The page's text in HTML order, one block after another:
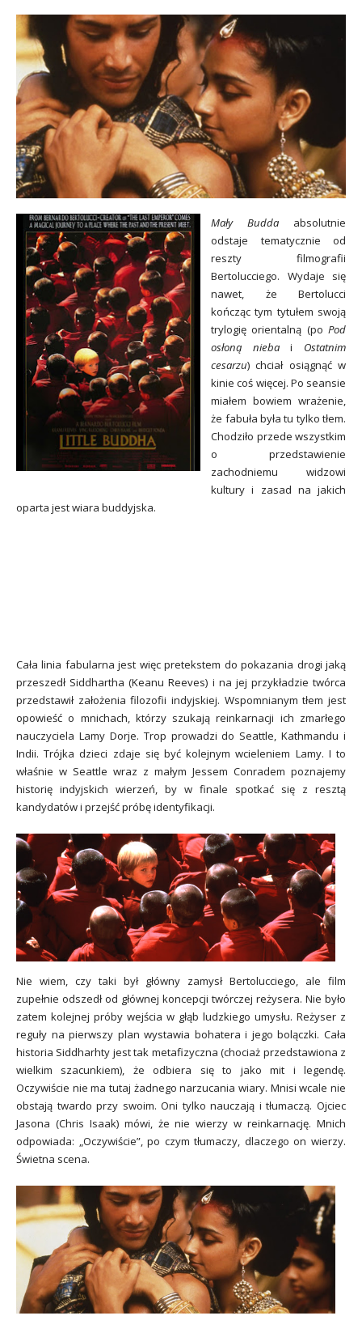
Mały Budda absolutnie
odstaje tematycznie od
reszty filmografii
Bertolucciego. Wydaje się
nawet, że Bertolucci
kończąc tym tytułem swoją
trylogię orientalną (po Pod
osłoną niebai Ostatnim
cesarzu) chciał osiągnąć w
kinie coś więcej. Po seansie
miałem bowiem wrażenie,
że fabuła była tu tylko tłem.
Chodziło przede wszystkim
o przedstawienie
zachodniemu widzowi
kultury i zasad na jakich
oparta jest wiara buddyjska.
Cała linia fabularna jest więc pretekstem do pokazania drogi jaką
przeszedł Siddhartha (Keanu Reeves) i na jej przykładzie twórca
przedstawił założenia filozofii indyjskiej. Wspomnianym tłem jest
opowieść o mnichach, którzy szukają reinkarnacji ich zmarłego
nauczyciela Lamy Dorje. Trop prowadzi do Seattle, Kathmandu i
Indii.Trójka dzieci zdaje się być kolejnym wcieleniem Lamy. I to
właśnie w Seattle wraz z małym Jessem Conradem poznajemy
historię indyjskich wierzeń, by w finale spotkać się z resztą
kandydatów i przejść próbę identyfikacji.
Nie wiem, czy taki był główny zamysł Bertolucciego, ale film
zupełnie odszedł od głównej koncepcji twórczej reżysera. Nie było
zatem kolejnej próby wejścia w głąb ludzkiego umysłu. Reżyser z
reguły na pierwszy plan wystawia bohatera i jego bolączki. Cała
historia Siddharhty jest tak metafizyczna (chociaż przedstawiona z
wielkim szacunkiem), że odbiera się to jako mit i legendę.
Oczywiście nie ma tutaj żadnego narzucania wiary. Mnisi wcale nie
obstają twardo przy swoim. Oni tylko nauczają i tłumaczą. Ojciec
Jasona (Chris Isaak) mówi, że nie wierzy w reinkarnację. Mnich
odpowiada: „Oczywiście”, po czym tłumaczy, dlaczego on wierzy.
Świetna scena.